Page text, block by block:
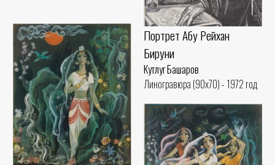
Портрет Абу Рейхан
Бируни
Кутлуг Башаров
Линогравюра (90x70) - 1972 год